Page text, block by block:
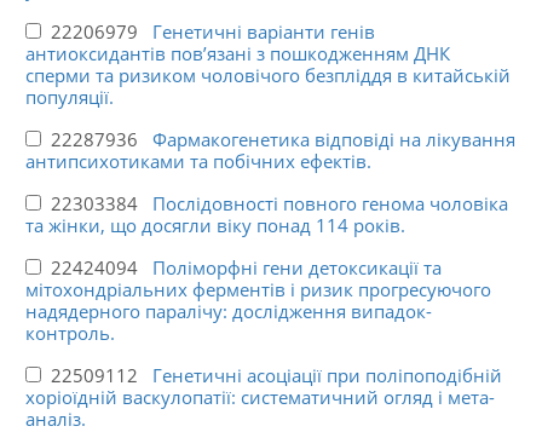
22206979 Генетичні варіанти генів
антиоксидантів пов’язані з пошкодженням ДНК
сперми та ризиком чоловічого безпліддя в китайській
популяції.
22287936 Фармакогенетика відповіді на лікування
антипсихотиками та побічних ефектів.
22303384 Послідовності повного генома чоловіка
та жінки, що досягли віку понад 114 років.
22424094 Поліморфні гени детоксикації та
мітохондріальних ферментів і ризик прогресуючого
надядерного паралічу: дослідження випадок-
контроль.
22509112 Генетичні асоціації при поліпоподібній
хоріоїдній васкулопатії: систематичний огляд і мета-
аналіз.